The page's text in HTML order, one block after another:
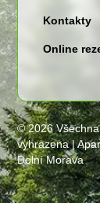
Kontakty
Online
©2026
vyhrazena |
Dolní Morava